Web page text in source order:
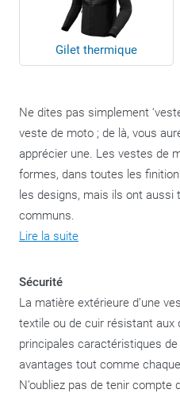
Gilet thermique
Ne dites pas simplement
veste de moto ; de là, vous
apprécier une. Les vestes de
formes, dans toutes les
les designs, mais ils ont aussi
communs.
Lire la suite
Sécurité
La matière extérieure d’une
textile ou de cuir résistant aux
principales caractéristiques
avantages tout comme
N’oubliez pas de tenir